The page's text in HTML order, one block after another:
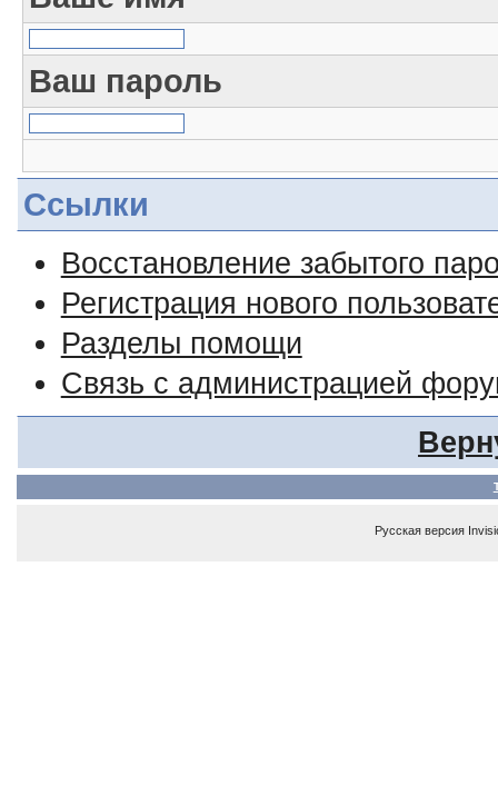
Ваш пароль
Ссылки
Восстановление забытого
Регистрация нового
Разделы помощи
Связь с администрацией
Русская версия